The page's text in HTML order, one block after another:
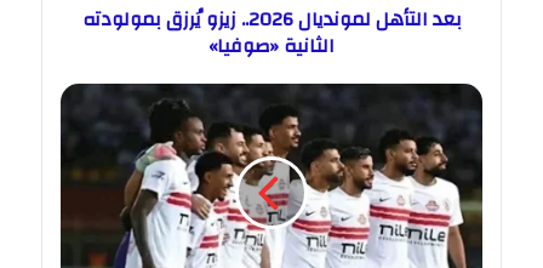
بعد التأهل لمونديال 2026.. زيزو يُرزق بمولودته
الثانية «صوفيا»